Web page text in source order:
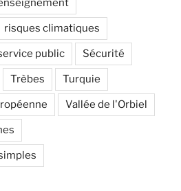
risques climatiques
public Sécurité
Trèbes Turquie
Vallée de l'Orbiel